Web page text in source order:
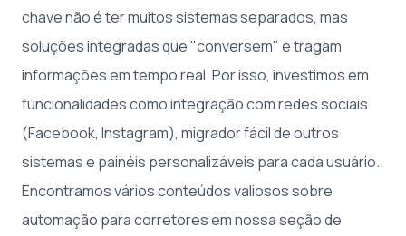
chave não é ter muitos sistemas separados, mas
soluções integradas que "conversem" e tragam
informações em tempo real. Por isso, investimos em
funcionalidades como integração com redes sociais
(Facebook, Instagram), migrador fácil de outros
sistemas e painéis personalizáveis para cada usuário.
Encontramos vários conteúdos valiosos sobre
automação para corretores em nossa seção de